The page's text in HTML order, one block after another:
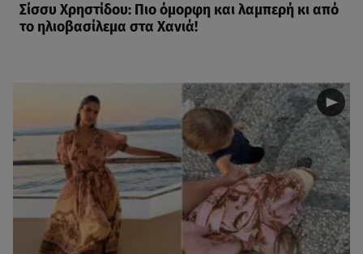
Σίσσυ Χρηστίδου: Πιο όμορφη και λαμπερή κι από
το ηλιοβασίλεμα στα Χανιά!